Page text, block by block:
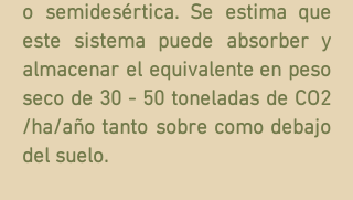
o semidesértica. Se estima que
este sistema puede absorber y
almacenar el equivalente en peso
seco de 30 - 50 toneladas de CO2
/ha/año tanto sobre como debajo
del suelo.